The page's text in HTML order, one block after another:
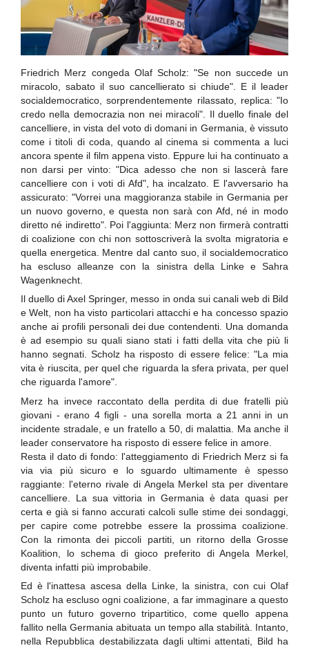
Friedrich Merz congeda Olaf Scholz: "Se non succede un
miracolo, sabato il suo cancellierato si chiude". E il leader
socialdemocratico, sorprendentemente rilassato, replica: "Io
credo nella democrazia non nei miracoli". Il duello finale del
cancelliere, in vista del voto di domani in Germania, è vissuto
come i titoli di coda, quando al cinema si commenta a luci
ancora spente il film appena visto. Eppure lui ha continuato a
non darsi per vinto: "Dica adesso che non si lascerà fare
cancelliere con i voti di Afd", ha incalzato. E l'avversario ha
assicurato: "Vorrei una maggioranza stabile in Germania per
un nuovo governo, e questa non sarà con Afd, né in modo
diretto né indiretto". Poi l'aggiunta: Merz non firmerà contratti
di coalizione con chi non sottoscriverà la svolta migratoria e
quella energetica. Mentre dal canto suo, il socialdemocratico
ha escluso alleanze con la sinistra della Linke e Sahra
Wagenknecht.
Il duello di Axel Springer, messo in onda sui canali web di Bild
e Welt, non ha visto particolari attacchi e ha concesso spazio
anche ai profili personali dei due contendenti. Una domanda
è ad esempio su quali siano stati i fatti della vita che più li
hanno segnati. Scholz ha risposto di essere felice: "La mia
vita è riuscita, per quel che riguarda la sfera privata, per quel
che riguarda l'amore".
Merz ha invece raccontato della perdita di due fratelli più
giovani - erano 4 figli - una sorella morta a 21 anni in un
incidente stradale, e un fratello a 50, di malattia. Ma anche il
leader conservatore ha risposto di essere felice in amore.
Resta il dato di fondo: l'atteggiamento di Friedrich Merz si fa
via via più sicuro e lo sguardo ultimamente è spesso
raggiante: l'eterno rivale di Angela Merkel sta per diventare
cancelliere. La sua vittoria in Germania è data quasi per
certa e già si fanno accurati calcoli sulle stime dei sondaggi,
per capire come potrebbe essere la prossima coalizione.
Con la rimonta dei piccoli partiti, un ritorno della Grosse
Koalition, lo schema di gioco preferito di Angela Merkel,
diventa infatti più improbabile.
Ed è l'inattesa ascesa della Linke, la sinistra, con cui Olaf
Scholz ha escluso ogni coalizione, a far immaginare a questo
punto un futuro governo tripartitico, come quello appena
fallito nella Germania abituata un tempo alla stabilità. Intanto,
nella Repubblica destabilizzata dagli ultimi attentati, Bild ha